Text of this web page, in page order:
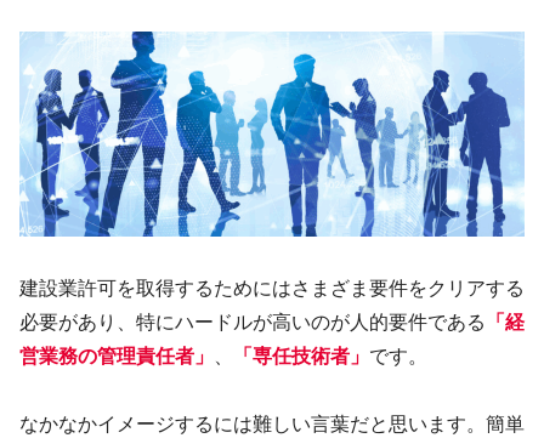
建設業許可を取得するためにはさまざま要件をクリアする
必要があり、特にハードルが高いのが人的要件である
「経
営業務の管理責任者」
「専任技術者」 です。
なかなかイメージするには難しい言葉だと思います。簡単